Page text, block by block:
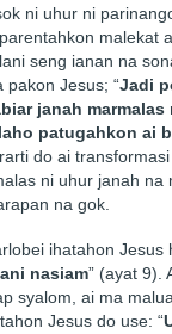
ni uhur ni
malekat
seng ianan na
pakon Jesus; “Jadi
janah
patugahkon ai
do ai
ni uhur janah na
na gok.
ihatahon Jesus
nasiam” (ayat 9).
syalom, ai ma
Jesus do use: “